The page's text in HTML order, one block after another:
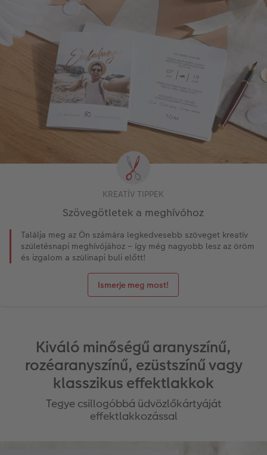
KREATÍV TIPPEK
Szövegötletek a meghívóhoz
Találja meg az Ön számára legkedvesebb szöveget kreatív
születésnapi meghívójához – így még nagyobb lesz az öröm
és izgalom a szülinapi buli előtt!
Ismerje meg most!
Kiváló minőségű aranyszínű,
rozéaranyszínű, ezüstszínű vagy
klasszikus effektlakkok
Tegye csillogóbbá üdvözlőkártyáját
effektlakkozással